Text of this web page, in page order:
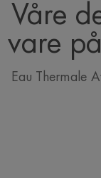
Våre
vare
Eau Thermale